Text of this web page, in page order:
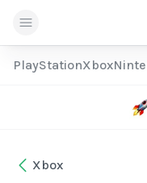
PlayStationXbox
Xbox